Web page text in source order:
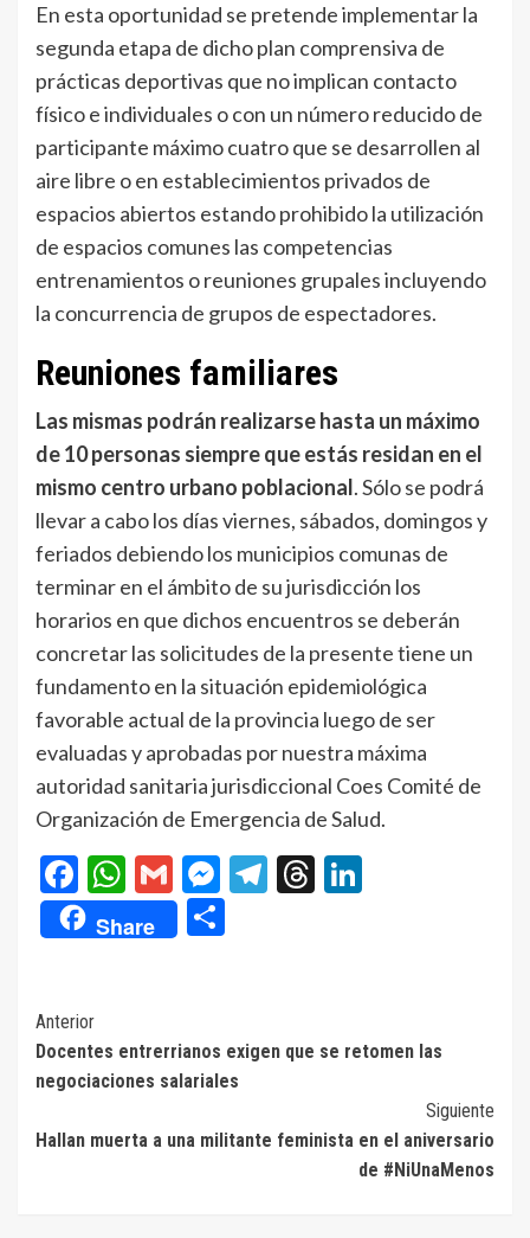
En esta oportunidad se pretende implementar la
segunda etapa de dicho plan comprensiva de
prácticas deportivas que no implican contacto
físico e individuales o con un número reducido de
participante máximo cuatro que se desarrollen al
aire libre o en establecimientos privados de
espacios abiertos estando prohibido la utilización
de espacios comunes las competencias
entrenamientos o reuniones grupales incluyendo
la concurrencia de grupos de espectadores.
Reuniones familiares
Las mismas podrán realizarse hasta un máximo
de 10 personas siempre que estás residan en el
mismo centro urbano poblacional. Sólo se podrá
llevar a cabo los días viernes, sábados, domingos y
feriados debiendo los municipios comunas de
terminar en el ámbito de su jurisdicción los
horarios en que dichos encuentros se deberán
concretar las solicitudes de la presente tiene un
fundamento en la situación epidemiológica
favorable actual de la provincia luego de ser
evaluadas y aprobadas por nuestra máxima
autoridad sanitaria jurisdiccional Coes Comité de
Organización de Emergencia de Salud.
Facebook
WhatsApp
GmailMessenger
Telegram
Threads
Share
Navegación
de
entradas
Anterior
Docentes entrerrianos exigen que se retomen las
negociaciones salariales
Siguiente
Hallan muerta a una militante feminista en el aniversario
de #NiUnaMenos